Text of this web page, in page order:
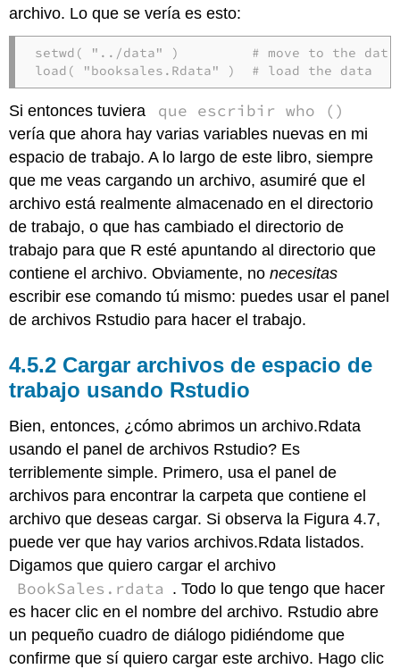
archivo. Lo que se vería es esto:
setwd( "../data" )         # move to the data
load( "booksales.Rdata" )  # load the data
Si entonces tuviera que escribir who ()
vería que ahora hay varias variables nuevas en mi
espacio de trabajo. A lo largo de este libro, siempre
que me veas cargando un archivo, asumiré que el
archivo está realmente almacenado en el directorio
de trabajo, o que has cambiado el directorio de
trabajo para que R esté apuntando al directorio que
contiene el archivo. Obviamente, nonecesitas
escribir ese comando tú mismo: puedes usar el panel
de archivos Rstudio para hacer el trabajo.
Cargar archivos de espacio de
trabajo usando Rstudio
Bien, entonces, ¿cómo abrimos un archivo.Rdata
usando el panel de archivos Rstudio? Es
terriblemente simple. Primero, usa el panel de
archivos para encontrar la carpeta que contiene el
archivo que deseas cargar. Si observa la Figura 4.7,
puede ver que hay varios archivos.Rdata listados.
Digamos que quiero cargar el archivo
BookSales.rdata . Todo lo que tengo que hacer
es hacer clic en el nombre del archivo. Rstudio abre
un pequeño cuadro de diálogo pidiéndome que
confirme que sí quiero cargar este archivo. Hago clic